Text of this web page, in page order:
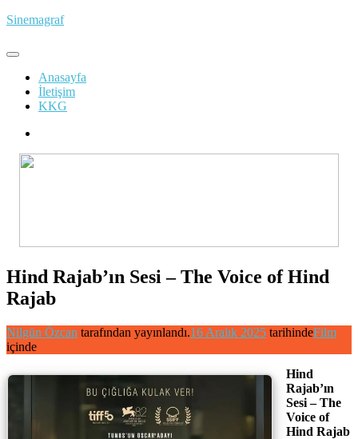
İçeriğe
Sinemagraf
Anasayfa
İletişim
KKG
Hind Rajab’ın Sesi – The Voice of Hind
Rajab
Nilgün Özcan tarafından yayınlandı.16 Aralık 2025 tarihindeFilm
içinde
Hind
Rajab’ın
Sesi – The
Voice of
Hind Rajab